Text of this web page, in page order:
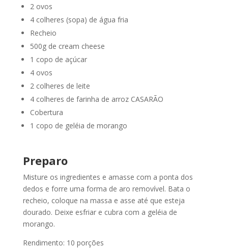
2 ovos
4 colheres (sopa) de água fria
Recheio
500g de cream cheese
1 copo de açúcar
4 ovos
2 colheres de leite
4 colheres de farinha de arroz CASARÃO
Cobertura
1 copo de geléia de morango
Preparo
Misture os ingredientes e amasse com a ponta dos
dedos e forre uma forma de aro removível. Bata o
recheio, coloque na massa e asse até que esteja
dourado. Deixe esfriar e cubra com a geléia de
morango.
Rendimento: 10 porções